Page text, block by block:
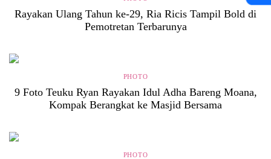
Rayakan Ulang Tahun ke-29, Ria Ricis Tampil Bold di
Pemotretan Terbarunya
PHOTO
9 Foto Teuku Ryan Rayakan Idul Adha Bareng Moana,
Kompak Berangkat ke Masjid Bersama
PHOTO